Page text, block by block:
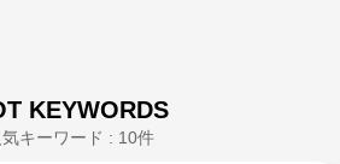
KEYWORDS
気キーワード : 10件